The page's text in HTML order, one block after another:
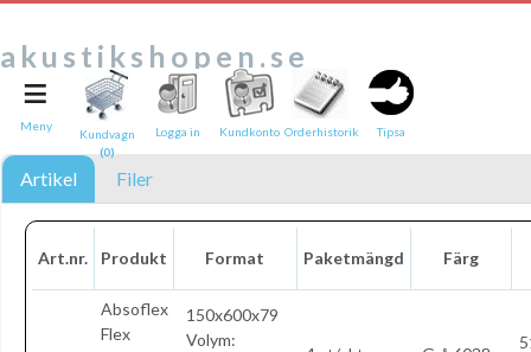
akustikshopen.se
Artikel Filer
Art.nr. Produkt Format Paketmängd Färg
Absoflex
Flex
150x600x79
Volym:
≡
Meny
Kundvagn
(0)
Logga in Kundkonto Orderhistorik Tipsa
Tipsa en vän:
e-post*
Text